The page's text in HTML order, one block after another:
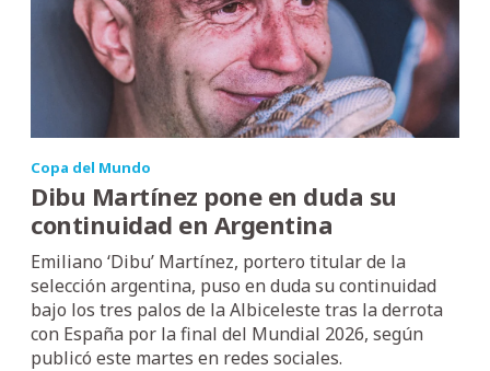
Copa del Mundo
Dibu Martínez pone en duda su
continuidad en Argentina
Emiliano ‘Dibu’ Martínez, portero titular de la
selección argentina, puso en duda su continuidad
bajo los tres palos de la Albiceleste tras la derrota
con España por la final del Mundial 2026, según
publicó este martes en redes sociales.